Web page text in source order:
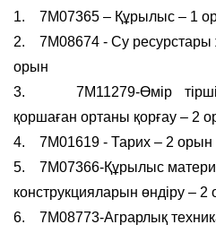
1.
7М07365 – Құрылыс – 1
2.
7M08674 - Су
орын
3.
7М11279-Өмір
қоршаған ортаны қорғау – 2
4.
7М01619 - Тарих – 2 орын
5.
7М07366-Құрылыс
конструкцияларын өндіру – 2
6.
7М08773-Аграрлық